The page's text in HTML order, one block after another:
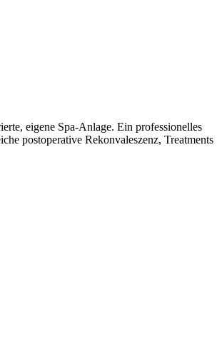
eigene Spa-Anlage. Ein professionelles
postoperative Rekonvaleszenz, Treatments